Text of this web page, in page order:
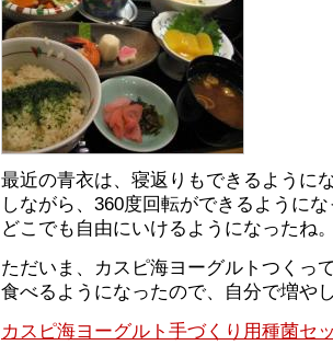
最近の青衣は、寝返りもできるように
しながら、360度回転ができるように
どこでも自由にいけるようになったね
ただいま、カスピ海ヨーグルトつくっ
食べるようになったので、自分で増や
カスピ海ヨーグルト手づくり用種菌セ